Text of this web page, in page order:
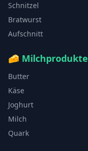
Schnitzel
Bratwurst
Aufschnitt
🧀 Milchprodukte
Butter
Käse
Joghurt
Milch
Quark